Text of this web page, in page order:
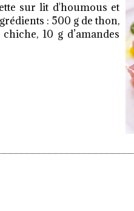
sur lit d'houmous et
: 500 g de thon,
10 g d’amandes